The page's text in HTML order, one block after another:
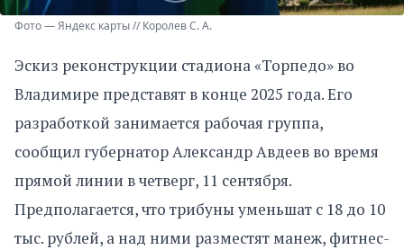
Фото — Яндекс карты // Королев С. А.
Эскиз реконструкции стадиона «Торпедо» во
Владимире представят в конце 2025 года. Его
разработкой занимается рабочая группа,
сообщил губернатор Александр Авдеев во время
прямой линии в четверг, 11 сентября.
Предполагается, что трибуны уменьшат с 18 до 10
тыс. рублей, а над ними разместят манеж, фитнес-